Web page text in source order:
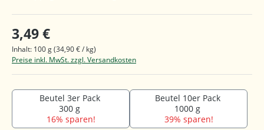
3,49 €
Inhalt: 100 g(34,90 € / kg)
Preise inkl. MwSt. zzgl. Versandkosten
Beutel 3er Pack
300 g
16% sparen!
Beutel 10er Pack
1000 g
39% sparen!